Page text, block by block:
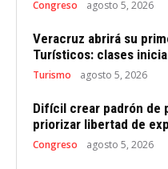
Congreso agosto 5, 2026
Veracruz abrirá su
Turísticos: clases
Turismo agosto 5, 2026
Difícil crear padrón de
priorizar libertad de
Congreso agosto 5, 2026